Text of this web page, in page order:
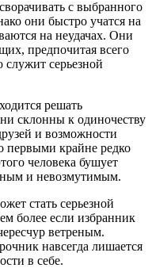
с выбранного
они быстро учатся на
на неудачах. Они
предпочитая всего
служит серьезной
решать
склонны к одиночеству
и возможности
первыми крайне редко
человека бушует
и невозмутимым.
стать серьезной
более если избранник
ветреным.
навсегда лишается
в себе.